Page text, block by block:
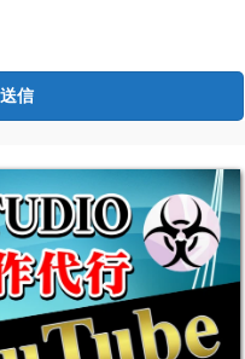
ード9チート改造】
めの見た目変更エロ
入方法と使い方
めの見た目服装変更
入方法と使い方
】
薬)無限化・リロー
方【バイオハザー